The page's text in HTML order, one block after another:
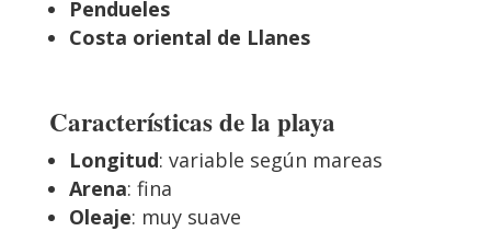
Pendueles
Costa oriental de Llanes
Características de la playa
Longitud: variable según mareas
Arena: fina
Oleaje: muy suave